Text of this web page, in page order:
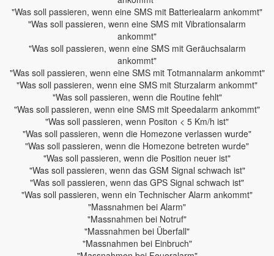
"Was soll passieren, wenn eine SMS mit Batteriealarm ankommt"
"Was soll passieren, wenn eine SMS mit Vibrationsalarm
ankommt"
"Was soll passieren, wenn eine SMS mit Geräuchsalarm
ankommt"
"Was soll passieren, wenn eine SMS mit Totmannalarm ankommt"
"Was soll passieren, wenn eine SMS mit Sturzalarm ankommt"
"Was soll passieren, wenn die Routine fehlt"
"Was soll passieren, wenn eine SMS mit Speedalarm ankommt"
"Was soll passieren, wenn Positon < 5 Km/h ist"
"Was soll passieren, wenn die Homezone verlassen wurde"
"Was soll passieren, wenn die Homezone betreten wurde"
"Was soll passieren, wenn die Position neuer ist"
"Was soll passieren, wenn das GSM Signal schwach ist"
"Was soll passieren, wenn das GPS Signal schwach ist"
"Was soll passieren, wenn ein Technischer Alarm ankommt"
"Massnahmen bei Alarm"
"Massnahmen bei Notruf"
"Massnahmen bei Überfall"
"Massnahmen bei Einbruch"